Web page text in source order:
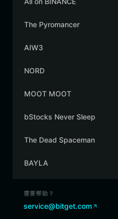
The Pyromancer
AIW3
NORD
MOOT MOOT
bStocks Never Sleep
The Dead Spaceman
BAYLA
需要帮助？
service@bitget.com